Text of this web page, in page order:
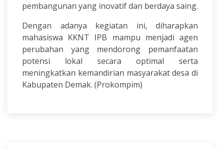
pembangunan yang inovatif dan berdaya saing.
Dengan adanya kegiatan ini, diharapkan
mahasiswa KKNT IPB mampu menjadi agen
perubahan yang mendorong pemanfaatan
potensi lokal secara optimal serta
meningkatkan kemandirian masyarakat desa di
Kabupaten Demak. (Prokompim)